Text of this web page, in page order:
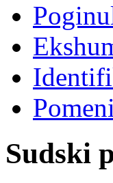
Sudski